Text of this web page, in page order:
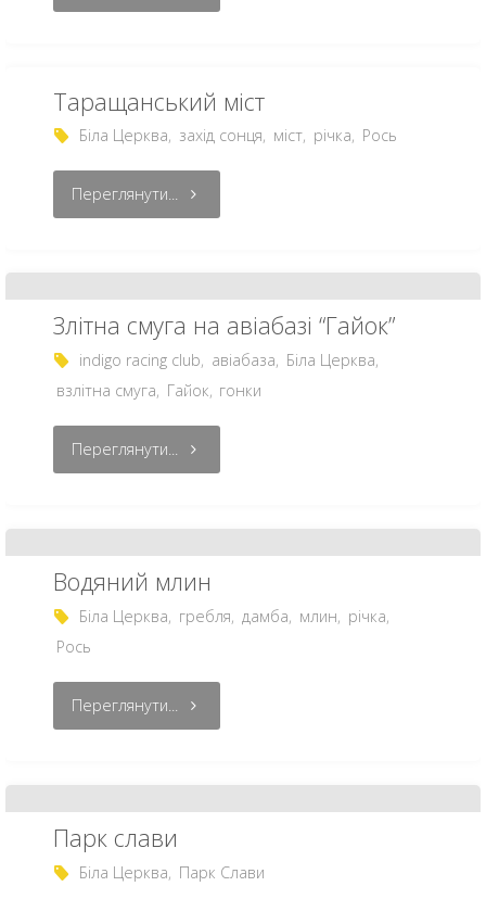
Таращанський міст
Біла Церква, захід сонця, міст, річка, Рось
Переглянути...
Злітна смуга на авіабазі “Гайок”
indigo racing club, авіабаза, Біла Церква,
взлітна смуга, Гайок, гонки
Переглянути...
Водяний млин
Біла Церква, гребля, дамба, млин, річка,
Рось
Переглянути...
Парк слави
Біла Церква, Парк Слави